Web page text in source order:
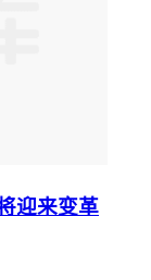
迎来变革